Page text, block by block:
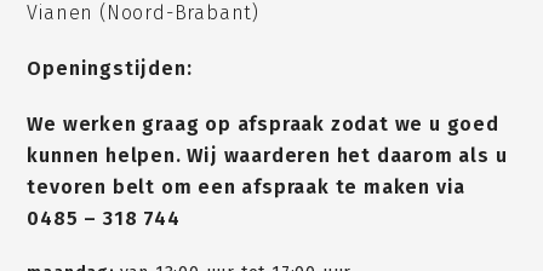
Vianen (Noord-Brabant)
Openingstijden:
We werken graag op afspraak zodat we u goed
kunnen helpen. Wij waarderen het daarom als u
tevoren belt om een afspraak te maken via
0485 – 318 744